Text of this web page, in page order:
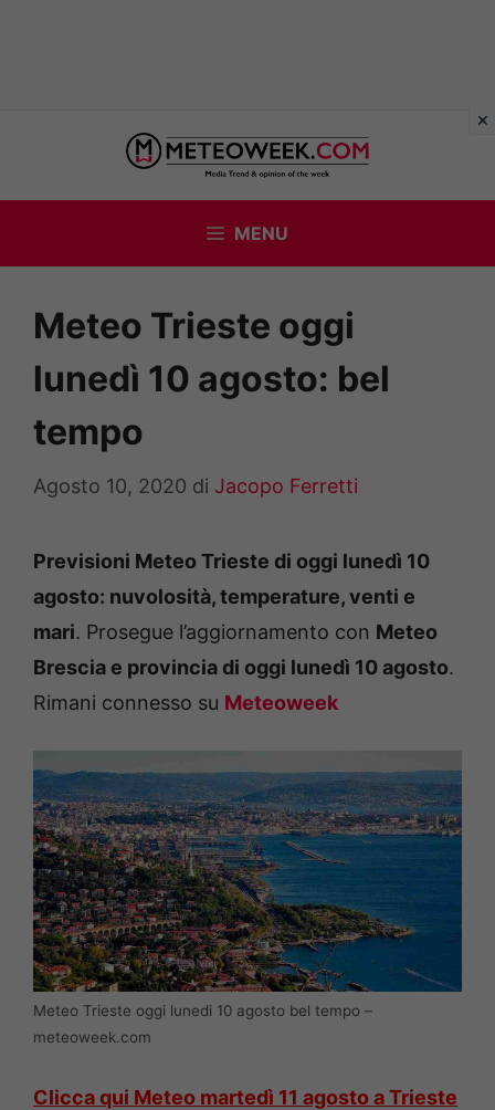
contenuto
MENU
Meteo Trieste oggi
lunedì 10 agosto: bel
tempo
Agosto 10, 2020 di Jacopo Ferretti
Previsioni Meteo Trieste di oggi lunedì 10
agosto: nuvolosità, temperature, venti e
mari. Prosegue l’aggiornamento con Meteo
Brescia e provincia di oggi lunedì 10 agosto.
Rimani connesso su Meteoweek
Meteo Trieste oggi lunedi 10 agosto bel tempo –
meteoweek.com
Clicca qui Meteo martedì 11 agosto a Trieste